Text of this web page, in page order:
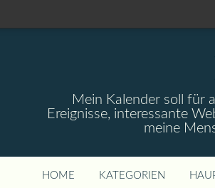
Mein Kalender soll für
Ereignisse, interessante
meine
HOME KATEGORIEN